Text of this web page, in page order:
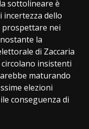
sottolineare è
dello
prospettare nei
la
di Zaccaria
circolano insistenti
maturando
elezioni
conseguenza di